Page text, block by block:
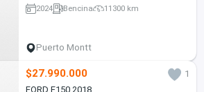
2024 Bencina 11300 km
Puerto Montt
$27.990.000
1
FORD F150 2018